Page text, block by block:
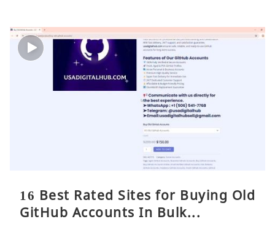
16 Best Rated Sites for Buying Old
GitHub Accounts In Bulk...